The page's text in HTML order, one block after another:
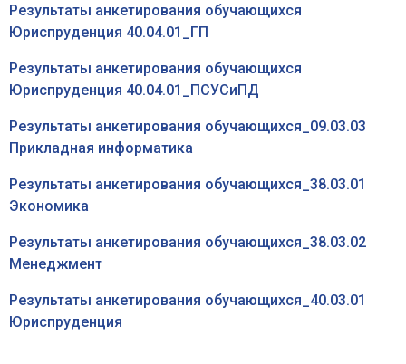
Результаты анкетирования обучающихся
Юриспруденция 40.04.01_ГП
Результаты анкетирования обучающихся
Юриспруденция 40.04.01_ПСУСиПД
Результаты анкетирования обучающихся_09.03.03
Прикладная информатика
Результаты анкетирования обучающихся_38.03.01
Экономика
Результаты анкетирования обучающихся_38.03.02
Менеджмент
Результаты анкетирования обучающихся_40.03.01
Юриспруденция